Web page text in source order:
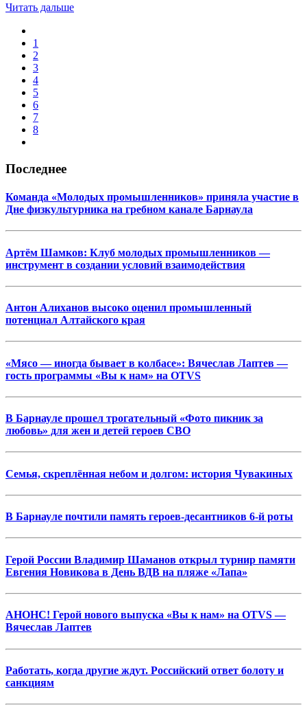
Читать дальше
1
2
3
4
5
6
7
8
Последнее
Команда «Молодых промышленников» приняла участие в
Дне физкультурника на гребном канале Барнаула
Артём Шамков: Клуб молодых промышленников —
инструмент в создании условий взаимодействия
Антон Алиханов высоко оценил промышленный
потенциал Алтайского края
«Мясо — иногда бывает в колбасе»: Вячеслав Лаптев —
гость программы «Вы к нам» на OTVS
В Барнауле прошел трогательный «Фото пикник за
любовь» для жен и детей героев СВО
Семья, скреплённая небом и долгом: история Чувакиных
В Барнауле почтили память героев-десантников 6-й роты
Герой России Владимир Шаманов открыл турнир памяти
Евгения Новикова в День ВДВ на пляже «Лапа»
АНОНС! Герой нового выпуска «Вы к нам» на OTVS —
Вячеслав Лаптев
Работать, когда другие ждут. Российский ответ болоту и
санкциям